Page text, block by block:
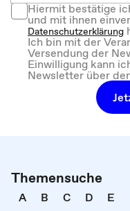
Hiermit bestätige
und mit ihnen
Datenschutzerklärung
Ich bin mit der
Versendung der
Einwilligung kann
Newsletter über
Themensuche
A B C D E